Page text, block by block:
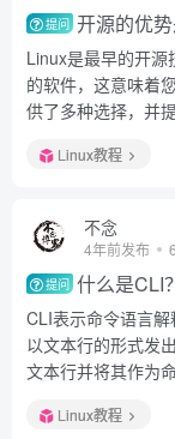
提问 开源的优势
Linux是最早的开
的软件，这意味着
供了多种选择，并
Linux教程
不念
4年前发布
提问 什么是CLI？
CLI表示命令语言
以文本行的形式发
文本行并将其作为
Linux教程